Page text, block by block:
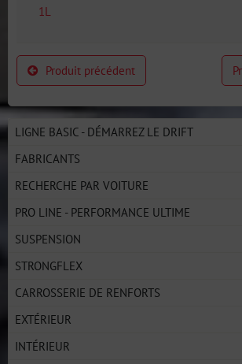
1L
Produit précédent
LIGNE BASIC - DÉMARREZ LE DRIFT
FABRICANTS
RECHERCHE PAR VOITURE
PRO LINE - PERFORMANCE ULTIME
SUSPENSION
STRONGFLEX
CARROSSERIE DE RENFORTS
EXTÉRIEUR
INTÉRIEUR